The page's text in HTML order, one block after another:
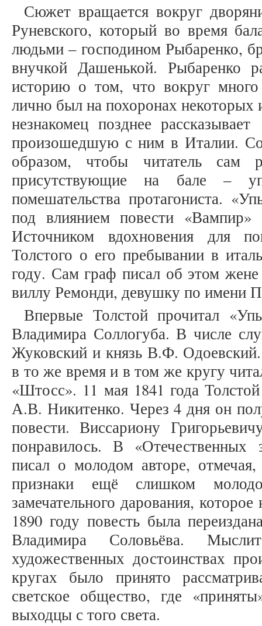
Сюжет вращается вокруг
Руневского, который во время
людьми – господином Рыбаренко,
внучкой Дашенькой. Рыбаренко
историю о том, что вокруг
лично был на похоронах
незнакомец позднее
произошедшую с ним в Италии.
образом, чтобы читатель
присутствующие на бале –
помешательства протагониста.
под влиянием повести
Источником вдохновения для
Толстого о его пребывании в
году. Сам граф писал об этом жене
виллу Ремонди, девушку по имени
Впервые Толстой прочитал
Владимира Соллогуба. В числе
Жуковский и князь В.Ф.
в то же время и в том же кругу
«Штосс». 11 мая 1841 года
А.В. Никитенко. Через 4 дня он
повести. Виссариону
понравилось. В «Отечественных
писал о молодом авторе,
признаки ещё слишком
замечательного дарования,
1890 году повесть была
Владимира Соловьёва.
художественных достоинствах
кругах было принято
светское общество, где
выходцы с того света.